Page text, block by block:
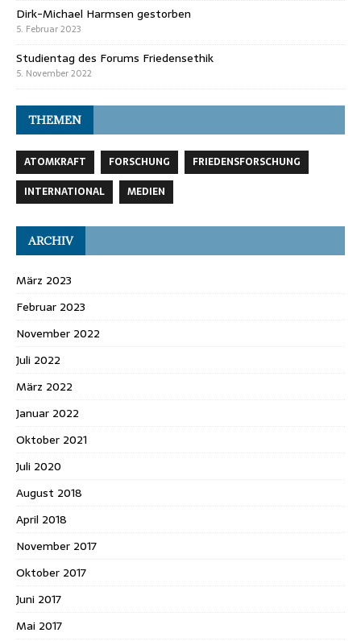
Dirk-Michael Harmsen gestorben
5. Februar 2023
Studientag des Forums Friedensethik
5. November 2022
THEMEN
ATOMKRAFT FORSCHUNG
FRIEDENSFORSCHUNG
INTERNATIONAL
MEDIEN
ARCHIV
März 2023
Februar 2023
November 2022
Juli 2022
März 2022
Januar 2022
Oktober 2021
Juli 2020
August 2018
April 2018
November 2017
Oktober 2017
Juni 2017
Mai 2017